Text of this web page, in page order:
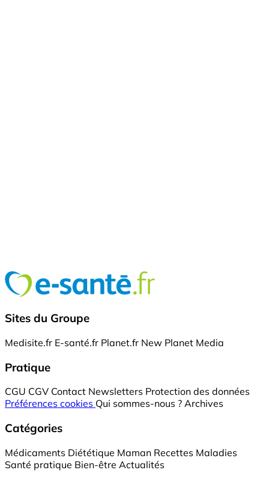
Sites du Groupe
Medisite.fr E-santé.fr Planet.fr New Planet Media
Pratique
CGU CGV Contact Newsletters Protection des données
Préférences cookies Qui sommes-nous ? Archives
Catégories
Médicaments Diététique Maman Recettes Maladies
Santé pratique Bien-être Actualités